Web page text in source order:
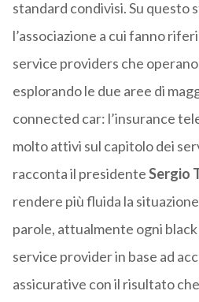
standard condivisi. Su questo
l’associazione a cui fanno
service providers che
esplorando le due aree di
connected car: l’insurance
molto attivi sul capitolo dei
racconta il presidenteSergio
rendere più fluida la
parole, attualmente ogni black
service provider in base ad
assicurative con il risultato